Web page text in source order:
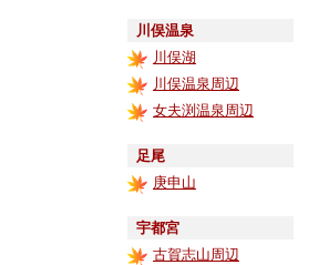
川俣温泉
川俣湖
川俣温泉周辺
女夫渕温泉周辺
足尾
庚申山
宇都宮
古賀志山周辺